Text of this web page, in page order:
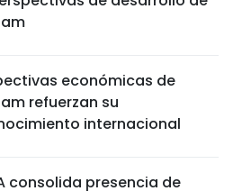
económicas de
refuerzan su
internacional
consolida presencia de